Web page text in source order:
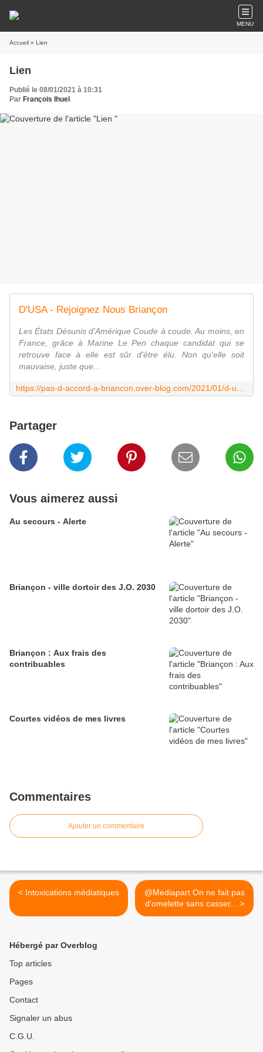
MENU
Accueil » Lien
Lien
Publié le 08/01/2021 à 10:31
Par François Ihuel
D'USA - Rejoignez Nous Briançon
Les États Désunis d'Amérique Coude à coude. Au moins, en
France, grâce à Marine Le Pen chaque candidat qui se
retrouve face à elle est sûr d'être élu. Non qu'elle soit
mauvaise, juste que...
Partager
Vous aimerez aussi
Au secours - Alerte
Briançon - ville dortoir des J.O. 2030
Briançon : Aux frais des
contribuables
Courtes vidéos de mes livres
Commentaires
Ajouter un commentaire
< Intoxications médiatiques
@Mediapart On ne fait pas
d'omelette sans casser... >
Hébergé par Overblog
Top articles
Pages
Contact
Signaler un abus
C.G.U.